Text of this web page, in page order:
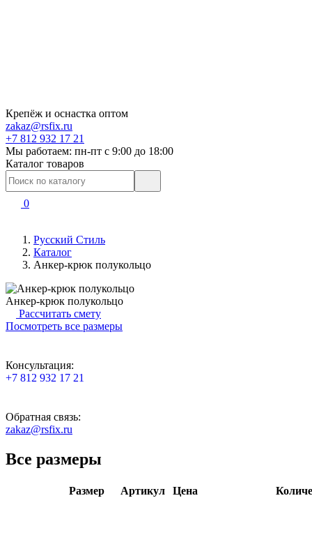
Крепёж и оснастка оптом
zakaz@rsfix.ru
+7 812 932 17 21
Мы работаем: пн-пт c 9:00 до 18:00
Каталог товаров
0
Русский Стиль
Каталог
Анкер-крюк полукольцо
Анкер-крюк полукольцо
Рассчитать смету
Посмотреть все размеры
Консультация:
+7 812 932 17 21
Обратная связь:
zakaz@rsfix.ru
Все размеры
Размер Артикул Цена